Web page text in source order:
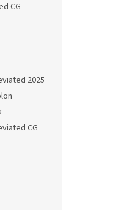
CG
2025
CG